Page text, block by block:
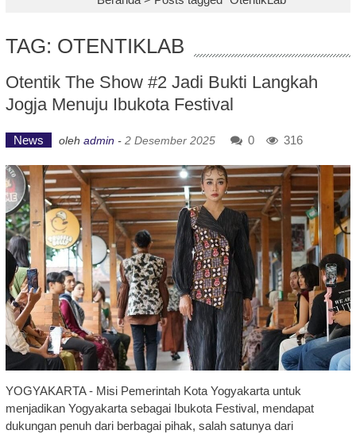
TAG: OTENTIKLAB
Otentik The Show #2 Jadi Bukti Langkah
Jogja Menuju Ibukota Festival
News oleh admin - 2 Desember 2025 0 316
YOGYAKARTA - Misi Pemerintah Kota Yogyakarta untuk
menjadikan Yogyakarta sebagai Ibukota Festival, mendapat
dukungan penuh dari berbagai pihak, salah satunya dari